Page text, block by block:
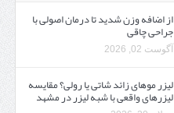
از اضافه وزن شدید تا درمان اصولی با
جراحی چاقی
آگوست 02, 2026
لیزر موهای زائد شاتی یا رولی؟ مقایسه
لیزرهای واقعی با شبه‌ لیزر در مشهد